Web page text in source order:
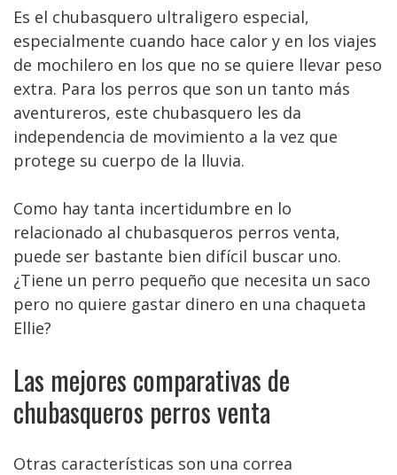
Es el chubasquero ultraligero especial,
especialmente cuando hace calor y en los viajes
de mochilero en los que no se quiere llevar peso
extra. Para los perros que son un tanto más
aventureros, este chubasquero les da
independencia de movimiento a la vez que
protege su cuerpo de la lluvia.
Como hay tanta incertidumbre en lo
relacionado al chubasqueros perros venta,
puede ser bastante bien difícil buscar uno.
¿Tiene un perro pequeño que necesita un saco
pero no quiere gastar dinero en una chaqueta
Ellie?
Las mejores comparativas de
chubasqueros perros venta
Otras características son una correa